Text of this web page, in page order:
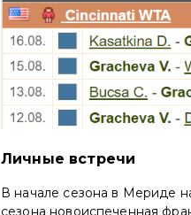
Личные встречи
В начале сезона в Мериде
сезона новоиспеченная